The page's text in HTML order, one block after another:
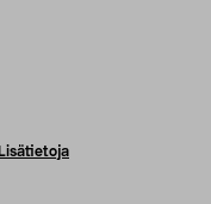
Lisätietoja